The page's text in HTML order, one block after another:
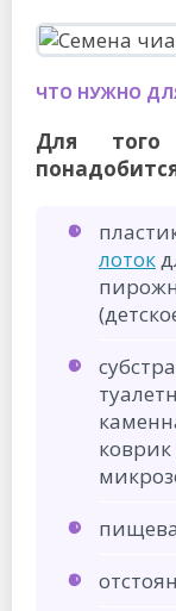
ЧТО НУЖНО
Для того
лоток